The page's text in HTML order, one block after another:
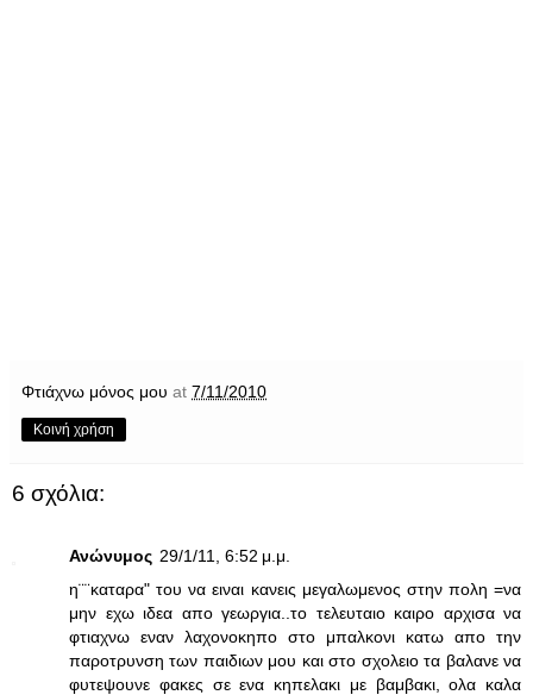
Φτιάχνω μόνος μου at 7/11/2010
Κοινή χρήση
6 σχόλια:
Ανώνυμος 29/1/11, 6:52 μ.μ.
η¨¨καταρα" του να ειναι κανεις μεγαλωμενος στην πολη =να
μην εχω ιδεα απο γεωργια..το τελευταιο καιρο αρχισα να
φτιαχνω εναν λαχονοκηπο στο μπαλκονι κατω απο την
παροτρυνση των παιδιων μου και στο σχολειο τα βαλανε να
φυτεψουνε φακες σε ενα κηπελακι με βαμβακι, ολα καλα